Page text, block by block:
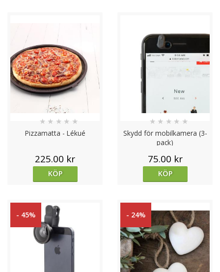
Pizzamatta - Lékué
★ ★ ★ ★ ★
225.00 kr
KÖP
Skydd för mobilkamera (3-
pack)
★ ★ ★ ★ ★
75.00 kr
KÖP
- 45% - 24%